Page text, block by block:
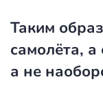
Таким
самолёта,
а не